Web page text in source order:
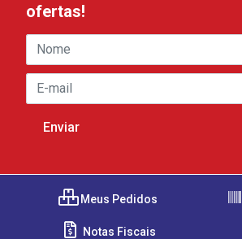
ofertas!
Meus Pedidos
Notas Fiscais